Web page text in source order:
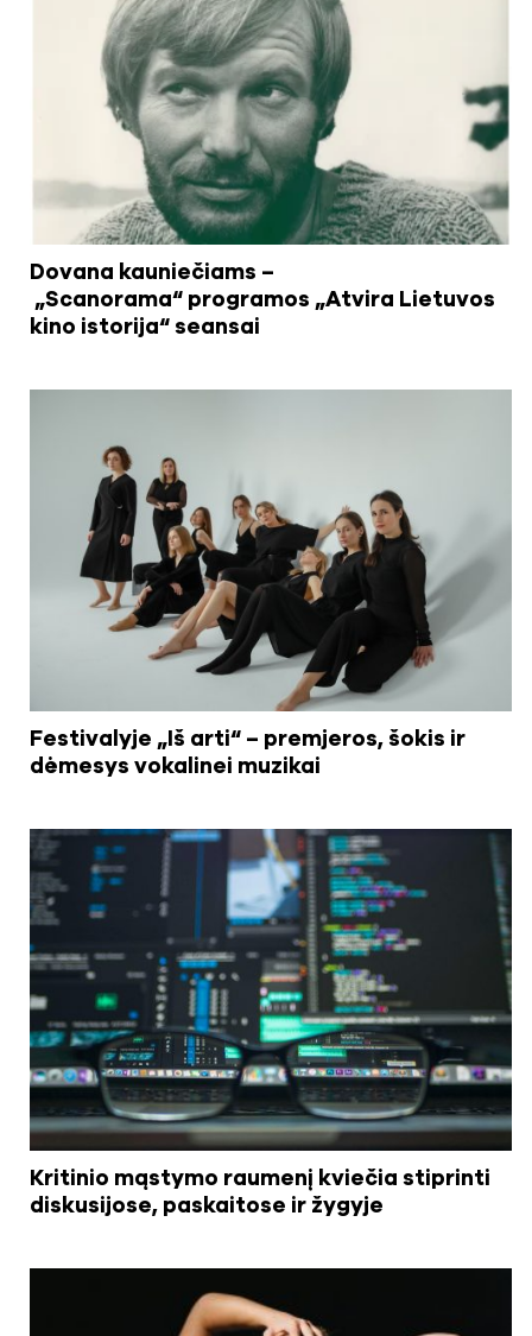
Dovana kauniečiams –
„Scanorama“ programos „Atvira Lietuvos
kino istorija“ seansai
Festivalyje „Iš arti“ – premjeros, šokis ir
dėmesys vokalinei muzikai
Kritinio mąstymo raumenį kviečia stiprinti
diskusijose, paskaitose ir žygyje